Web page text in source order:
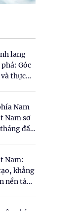
lang
Góc
thực
cổNam
Nam sơ
đầu
Nam:
khẳng
nền tảng